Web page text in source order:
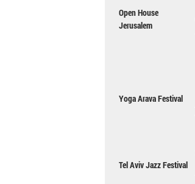
Open House
Jerusalem
Yoga Arava Festival
Tel Aviv Jazz Festival